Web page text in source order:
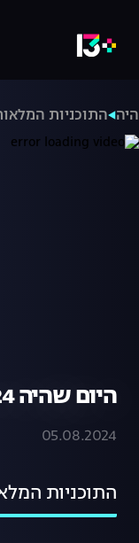
התוכניות
היום שהיה 01.04.24 - התכנית המלאה
05.08.2024
התוכניות